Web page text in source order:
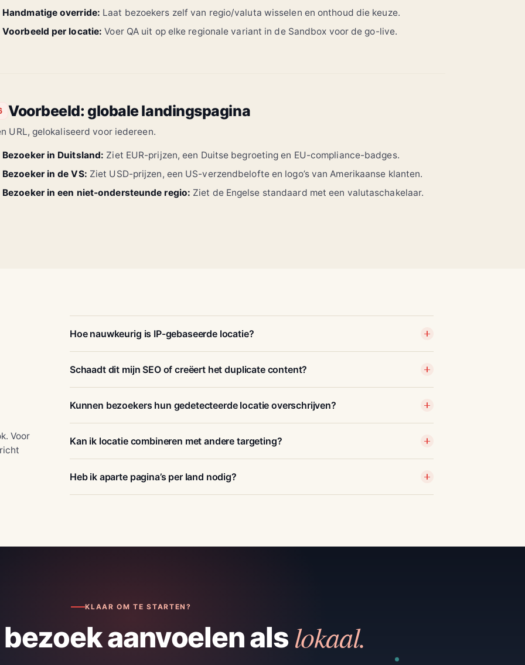
Handmatige override: Laat bezoekers zelf van regio/valuta wisselen en onthoud die keuze.
Voorbeeld per locatie: Voer QA uit op elke regionale variant in de Sandbox voor de go-live.
Voorbeeld: globale landingspagina
URL, gelokaliseerd voor iedereen.
Bezoeker in Duitsland: Ziet EUR-prijzen, een Duitse begroeting en EU-compliance-badges.
Bezoeker in de VS: Ziet USD-prijzen, een US-verzendbelofte en logo’s van Amerikaanse klanten.
Bezoeker in een niet-ondersteunde regio: Ziet de Engelse standaard met een valutaschakelaar.
Voor
Hoe nauwkeurig is IP-gebaseerde locatie?
Schaadt dit mijn SEO of creëert het duplicate content?
Kunnen bezoekers hun gedetecteerde locatie overschrijven?
Kan ik locatie combineren met andere targeting?
Heb ik aparte pagina’s per land nodig?
KLAAR OM TE STARTEN?
aanvoelen als lokaal.